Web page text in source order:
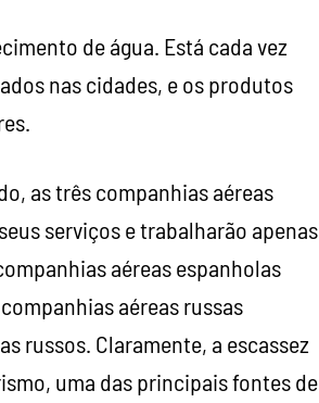
de água. Está cada vez
nas cidades, e os produtos
as três companhias aéreas
serviços e trabalharão apenas
aéreas espanholas
aéreas russas
russos. Claramente, a escassez
uma das principais fontes de